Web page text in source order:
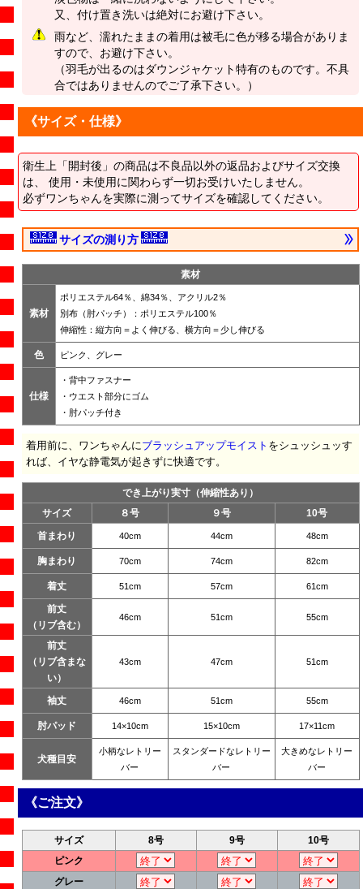
又、付け置き洗いは絶対にお避け下さい。
雨など、濡れたままの着用は被毛に色が移る場合がありま
すので、お避け下さい。
（羽毛が出るのはダウンジャケット特有のものです。不具
合ではありませんのでご了承下さい。）
《サイズ・仕様》
衛生上「開封後」の商品は不良品以外の返品およびサイズ交換
は、 使用・未使用に関わらず一切お受けいたしません。
必ずワンちゃんを実際に測ってサイズを確認してください。
サイズの測り方
素材
素材
ポリエステル64％、綿34％、アクリル2％
別布（肘パッチ）：ポリエステル100％
伸縮性：縦方向＝よく伸びる、横方向＝少し伸びる
色 ピンク、グレー
仕様
・背中ファスナー
・ウエスト部分にゴム
・肘パッチ付き
着用前に、ワンちゃんにブラッシュアップモイスト をシュッシュッす
れば、イヤな静電気が起きずに快適です。
でき上がり実寸（伸縮性あり）
サイズ
８号 ９号
10号
首まわり
40cm 44cm 48cm
胸まわり 70cm 74cm 82cm
着丈 51cm 57cm 61cm
前丈
（リブ含む）
46cm 51cm 55cm
前丈
（リブ含まな
い）
43cm 47cm 51cm
袖丈 46cm 51cm 55cm
肘パッド 14×10cm 15×10cm 17×11cm
犬種目安
小柄なレトリー
バー
スタンダードなレトリー
バー
大きめなレトリー
バー
《ご注文》
サイズ 8号 9号
10号
ピンク
グレー